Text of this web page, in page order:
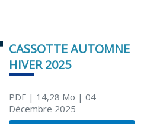
CASSOTTE AUTOMNE
HIVER 2025
PDF| 14,28 Mo | 04
Décembre 2025